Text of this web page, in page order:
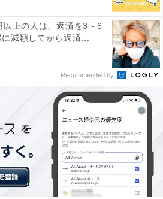
間24分00秒
20分51秒（現在の日本記録が1時
1秒差の2位でした。海外2選手に
っていました。
ンは）徐々に上がってきていま
バイでトレーニングをしてきま
手については）フグ選手は憧れ
ル選手は今、勢いがすごく、リ
以上の人は、返済を3～6
減額してから返済...
Recommended by